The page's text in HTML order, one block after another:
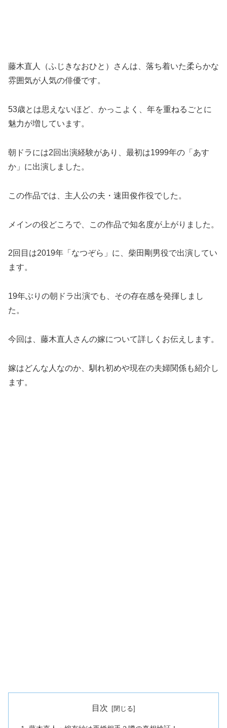
藤木直人（ふじきなおひと）さんは、落ち着いた柔らかな
雰囲気が人気の俳優です。
53歳とは思えないほど、かっこよく、年を重ねるごとに
魅力が増しています。
朝ドラには2回出演経験があり、最初は1999年の「あす
か」に出演しました。
この作品では、主人公の夫・速田俊作役でした。
メインの役どころで、この作品で知名度が上がりました。
2回目は2019年「なつぞら」に、柴田剛男役で出演してい
ます。
19年ぶりの朝ドラ出演でも、その存在感を発揮しまし
た。
今回は、藤木直人さんの嫁について詳しくお伝えします。
嫁はどんな人なのか、馴れ初めや現在の夫婦関係も紹介し
ます。
目次